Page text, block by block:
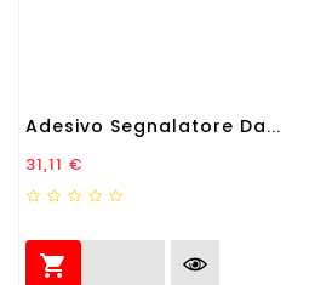
Adesivo Segnalatore Da...
Prezzo
31,11 €
